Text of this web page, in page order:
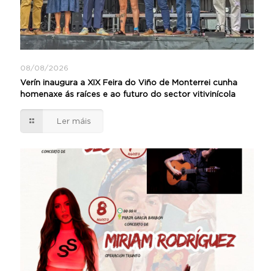
08/08/2026
Verín inaugura a XIX Feira do Viño de Monterrei cunha
homenaxe ás raíces e ao futuro do sector vitivinícola
Ler máis